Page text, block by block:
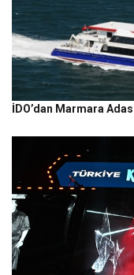
İDO’dan Marmara